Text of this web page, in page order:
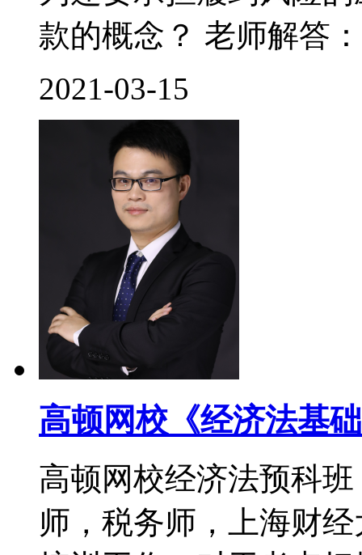
款的概念？ 老师解答
2021-03-15
高顿网校《经济法基
高顿网校经济法预科
师，税务师，上海财